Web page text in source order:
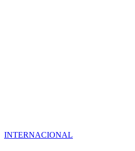
INTERNACIONAL